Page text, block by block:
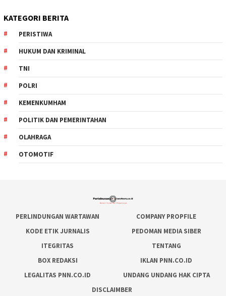
KATEGORI BERITA
PERISTIWA
HUKUM DAN KRIMINAL
TNI
POLRI
KEMENKUMHAM
POLITIK DAN PEMERINTAHAN
OLAHRAGA
OTOMOTIF
PERLINDUNGAN WARTAWAN
COMPANY PROPFILE
KODE ETIK JURNALIS
PEDOMAN MEDIA SIBER
ITEGRITAS
TENTANG
BOX REDAKSI
IKLAN PNN.CO.ID
LEGALITAS PNN.CO.ID
UNDANG UNDANG HAK CIPTA
DISCLAIMBER